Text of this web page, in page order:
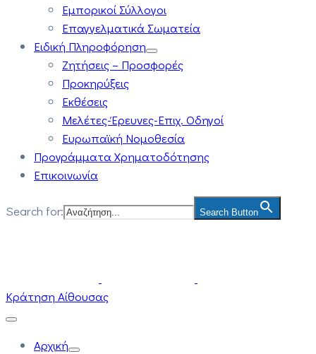
Εμπορικοί Σύλλογοι
Επαγγελματικά Σωματεία
Ειδική Πληροφόρηση
Ζητήσεις – Προσφορές
Προκηρύξεις
Εκθέσεις
Μελέτες-Έρευνες-Επιχ. Οδηγοί
Ευρωπαϊκή Νομοθεσία
Προγράμματα Χρηματοδότησης
Επικοινωνία
Search for: Search Button
Κράτηση Αίθουσας
Αρχική